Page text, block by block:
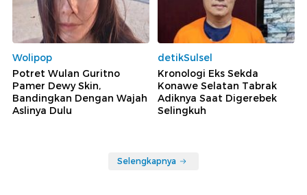
Wolipop
Potret Wulan Guritno
Pamer Dewy Skin,
Bandingkan Dengan Wajah
Aslinya Dulu
detikSulsel
Kronologi Eks Sekda
Konawe Selatan Tabrak
Adiknya Saat Digerebek
Selingkuh
Selengkapnya